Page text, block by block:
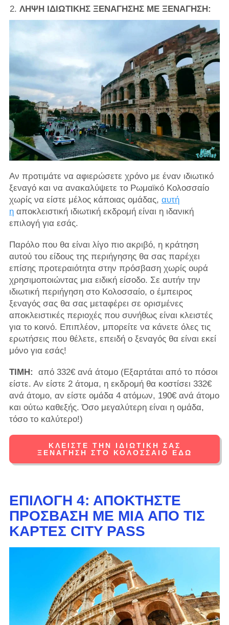
ΛΗΨΗ ΙΔΙΩΤΙΚΗΣ ΞΕΝΑΓΗΣΗΣ ΜΕ ΞΕΝΑΓΗΣΗ:
Αν προτιμάτε να αφιερώσετε χρόνο με έναν ιδιωτικό
ξεναγό και να ανακαλύψετε το Ρωμαϊκό Κολοσσαίο
χωρίς να είστε μέλος κάποιας ομάδας, αυτή
ηαποκλειστική ιδιωτική εκδρομή είναι η ιδανική
επιλογή για εσάς.
Παρόλο που θα είναι λίγο πιο ακριβό, η κράτηση
αυτού του είδους της περιήγησης θα σας παρέχει
επίσης προτεραιότητα στην πρόσβαση χωρίς ουρά
χρησιμοποιώντας μια ειδική είσοδο. Σε αυτήν την
ιδιωτική περιήγηση στο Κολοσσαίο, ο έμπειρος
ξεναγός σας θα σας μεταφέρει σε ορισμένες
αποκλειστικές περιοχές που συνήθως είναι κλειστές
για το κοινό. Επιπλέον, μπορείτε να κάνετε όλες τις
ερωτήσεις που θέλετε, επειδή ο ξεναγός θα είναι εκεί
μόνο για εσάς!
ΤΙΜΗ:
από 332€ ανά άτομο (Εξαρτάται από το πόσοι
είστε. Αν είστε 2 άτομα, η εκδρομή θα κοστίσει 332€
ανά άτομο, αν είστε ομάδα 4 ατόμων, 190€ ανά άτομο
και ούτω καθεξής. Όσο μεγαλύτερη είναι η ομάδα,
τόσο το καλύτερο!)
ΚΛΕΊΣΤΕ ΤΗΝ ΙΔΙΩΤΙΚΉ ΣΑΣ
ΞΕΝΆΓΗΣΗ ΣΤΟ ΚΟΛΟΣΣΑΊΟ ΕΔΏ
ΕΠΙΛΟΓΉ 4: ΑΠΟΚΤΉΣΤΕ
ΠΡΌΣΒΑΣΗ ΜΕ ΜΊΑ ΑΠΌ ΤΙΣ
ΚΆΡΤΕΣ CITY PASS